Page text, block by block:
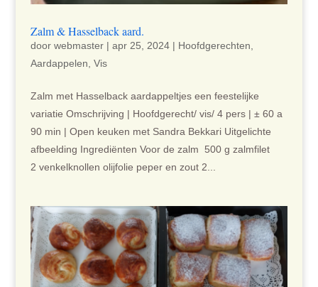
Zalm & Hasselback aard.
door webmaster| apr 25, 2024| Hoofdgerechten
Aardappelen Vis
Zalm met Hasselback aardappeltjes een feestelijke
variatie Omschrijving | Hoofdgerecht/ vis/ 4 pers | ± 60 a
90 min | Open keuken met Sandra Bekkari Uitgelichte
afbeelding Ingrediënten Voor de zalm 500 g zalmfilet
2 venkelknollen olijfolie peper en zout 2...